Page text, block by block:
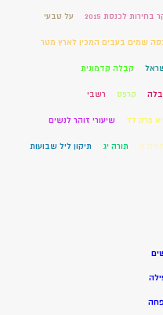
בחירות לכנסת 2015 על טבעי
שמים בעבים המכין לארץ מטר
קבלה קדמונית
קרפס רשבי
פרק לד שיעורי זוהר לנשים
תורה א תורה יג תיקון ליל שבועות